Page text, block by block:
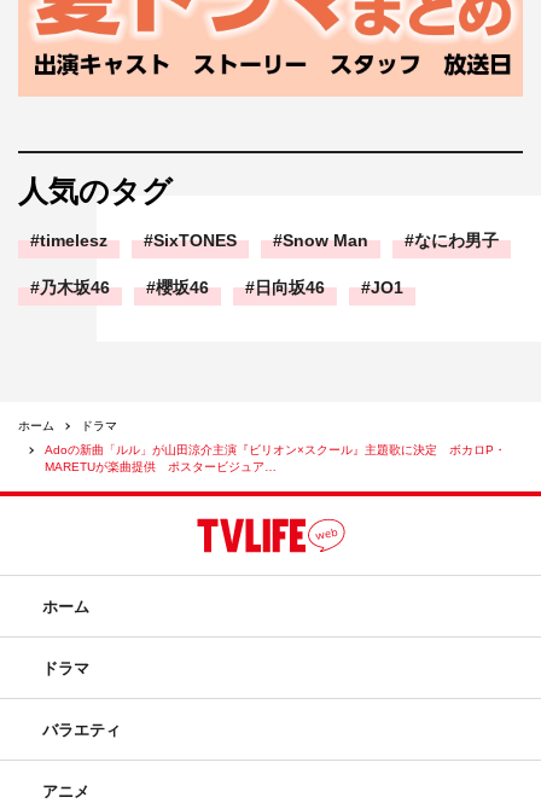
人気のタグ
timelesz SixTONES Snow Man なにわ男子
乃木坂46 櫻坂46 日向坂46 JO1
ホーム
ドラマ
Adoの新曲「ルル」が山田涼介主演『ビリオン×スクール』主題歌に決定 ボカロP・
MARETUが楽曲提供 ポスタービジュア…
ホーム
ドラマ
バラエティ
アニメ